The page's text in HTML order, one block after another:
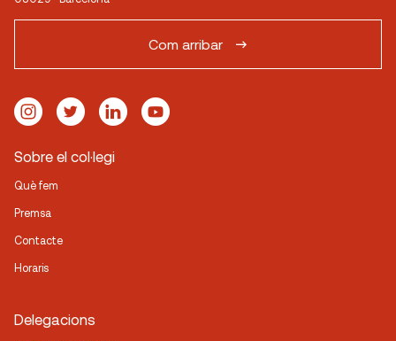
Com arribar
Sobre el col·legi
Què fem
Premsa
Contacte
Horaris
Delegacions